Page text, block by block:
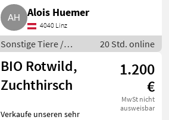
Alois Huemer
4040 Linz
Sonstige Tiere /
Bienen und Imkerei
20 Std. online
BIO Rotwild,
Zuchthirsch
1.200
€
MwSt nicht
ausweisbar
Verkaufe unseren sehr